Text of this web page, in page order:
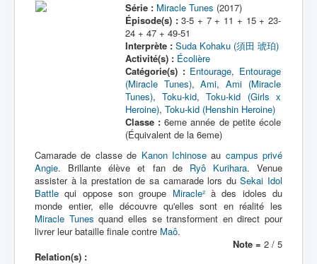
Série : Miracle Tunes (2017)
Épisode(s) :3-5 + 7 + 11 + 15 + 23-
24 + 47 + 49-51
Interprète : Suda Kohaku (須田 琥珀)
Activité(s) : Écolière
Catégorie(s) : Entourage, Entourage
(Miracle Tunes),Ami,Ami (Miracle
Tunes),Toku-kid,Toku-kid (Girls x
Heroine), Toku-kid (Henshin Heroine)
Classe : 6eme année de petite école
(Équivalent de la 6eme)
Camarade de classe de Kanon Ichinoseau campus privé
Angie. Brillante élève et fan de Ryô Kurihara. Venue
assister à la prestation de sa camarade lors duSekai Idol
Battle qui oppose son groupe Miracle²à des idoles du
monde entier, elle découvre qu'elles sont en réalité les
Miracle Tunes quand elles se transforment en direct pour
livrer leur bataille finale contre Maô.
Note = 2 / 5
Relation(s) :